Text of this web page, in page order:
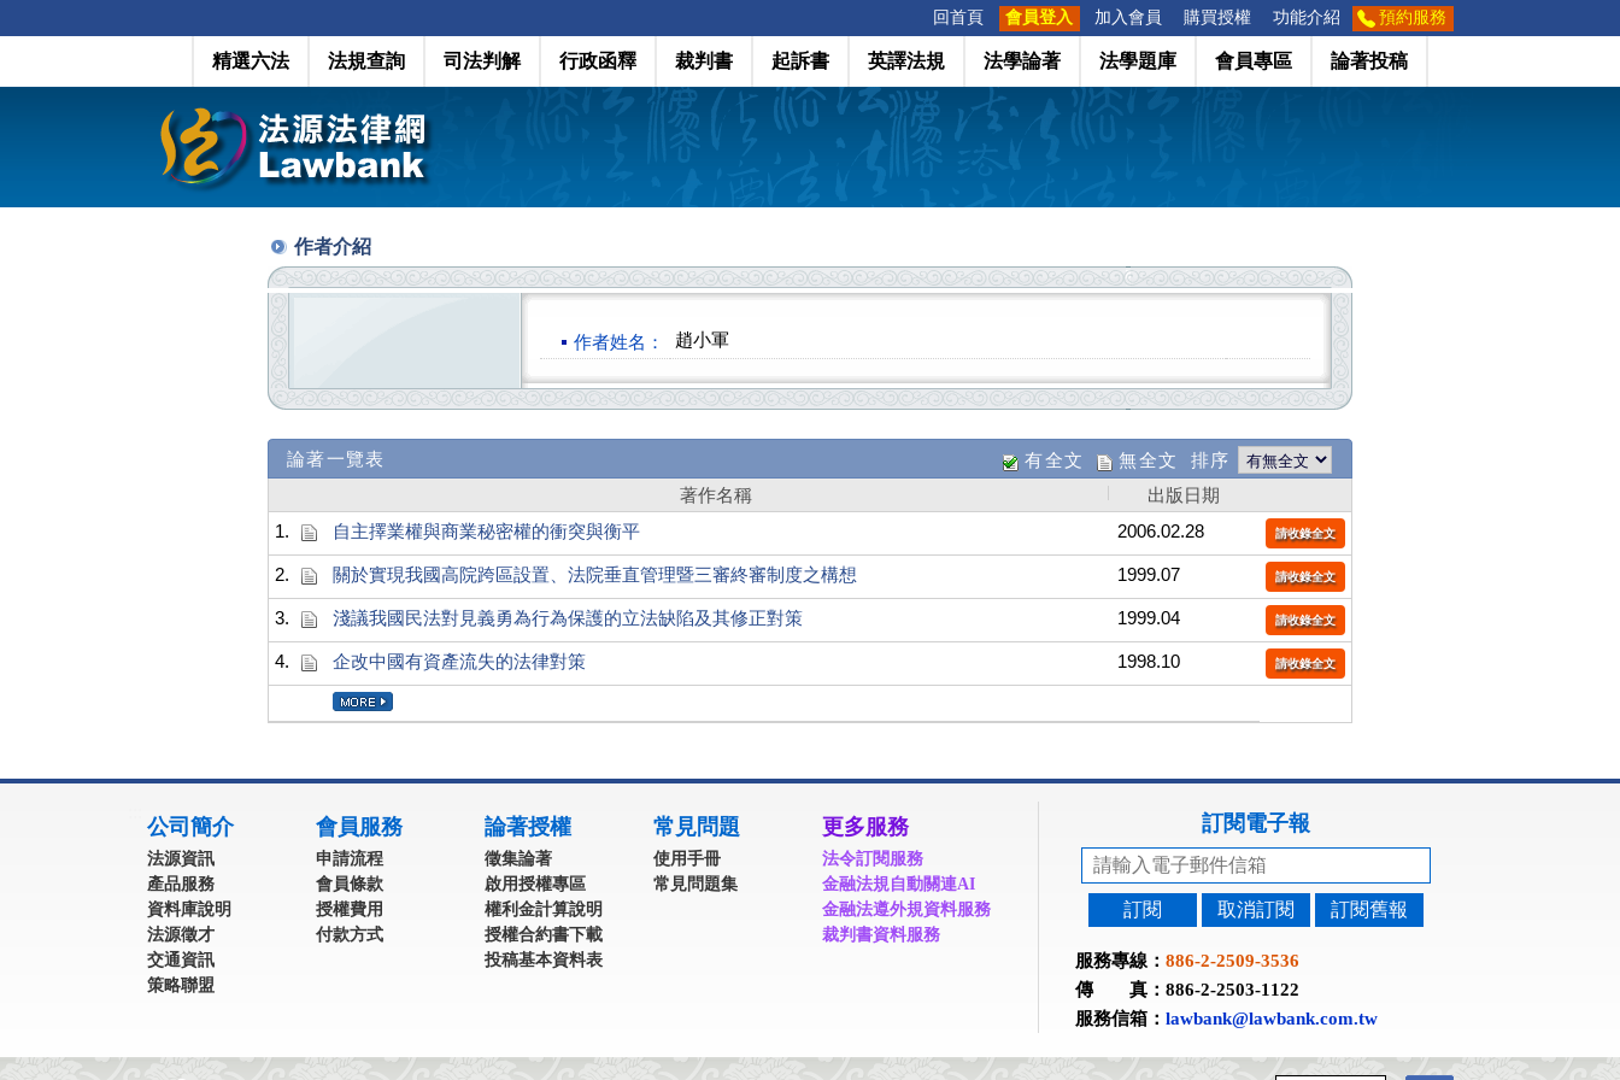
回首頁 會員登入 加入會員 購買授權 功能介紹 預約服務
精選六法 法規查詢 司法判解 行政函釋 裁判書 起訴書 英譯法規 法學論著 法學題庫 會員專區 論著投稿
作者介紹
作者姓名： 趙小軍
論著一覽表 有全文 無全文 排序
著作名稱
出版日期
1.
自主擇業權與商業秘密權的衝突與衡平 2006.02.28 請收錄全文
2. 關於實現我國高院跨區設置、法院垂直管理暨三審終審制度之構想 1999.07 請收錄全文
3. 淺議我國民法對見義勇為行為保護的立法缺陷及其修正對策 1999.04 請收錄全文
4. 企改中國有資產流失的法律對策 1998.10 請收錄全文
公司簡介
法源資訊
產品服務
資料庫說明
法源徵才
交通資訊
策略聯盟
會員服務
申請流程
會員條款
授權費用
付款方式
論著授權
徵集論著
啟用授權專區
權利金計算說明
授權合約書下載
投稿基本資料表
常見問題
使用手冊
常見問題集
更多服務
法令訂閱服務
金融法規自動關連AI
金融法遵外規資料服務
裁判書資料服務
訂閱電子報
訂閱 取消訂閱 訂閱舊報
服務專線： 886-2-2509-3536
傳 真：886-2-2503-1122
服務信箱： lawbank@lawbank.com.tw